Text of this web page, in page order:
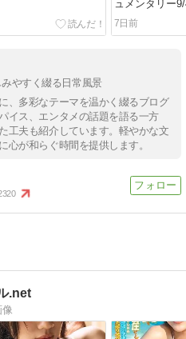
ュメンタリー
決定！のお知
れこれ🫶美味
7日前
やすく綴る日常風景
、多彩なテーマを温かく綴るブログ
イス、エンタメの話題を語る一方
工夫も紹介しています。軽やかな文
心が和らぐ時間を提供します。
.net